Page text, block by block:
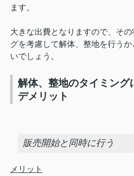
ます。
大きな出費となりますので、そ
グを考慮して解体、整地を行う
いでしょう。
解体、整地のタイミング
デメリット
販売開始と同時に行う
メリット